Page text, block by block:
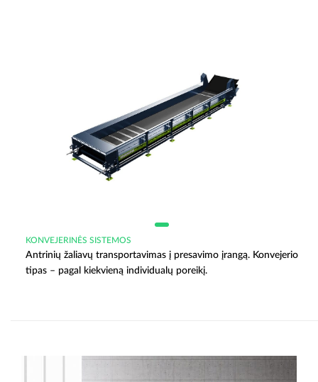
KONVEJERINĖS SISTEMOS
Antrinių žaliavų transportavimas į presavimo įrangą. Konvejerio
tipas – pagal kiekvieną individualų poreikį.